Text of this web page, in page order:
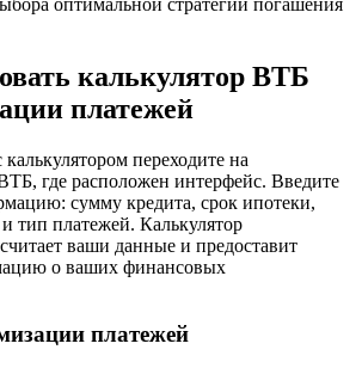
калькулятор ВТБ
платежей
переходите на
где расположен интерфейс. Введите
сумму кредита, срок ипотеки,
тип платежей. Калькулятор
ваши данные и предоставит
о ваших финансовых
платежей